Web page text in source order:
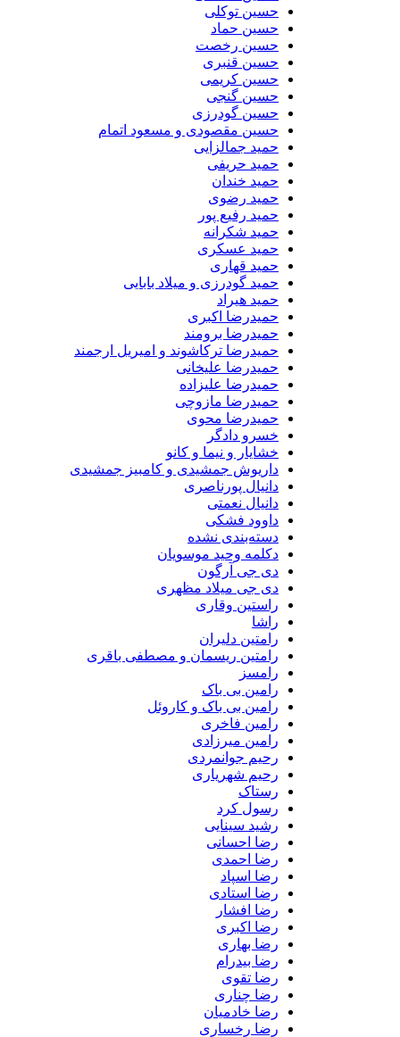
حسین توکلی
حسین حماد
حسین رخصت
حسین قنبری
حسین کریمی
حسین گنجی
حسین گودرزی
حسین مقصودی و مسعود اتمام
حمید جمالزایی
حمید حریفی
حمید خندان
حمید رضوی
حمید رفیع پور
حمید شکرانه
حمید عسکری
حمید قهاری
حمید گودرزی و میلاد بابایی
حمید هیراد
حمیدرضا اکبری
حمیدرضا برومند
حمیدرضا ترکاشوند و امیریل ارجمند
حمیدرضا علیخانی
حمیدرضا علیزاده
حمیدرضا مازوچی
حمیدرضا محوی
خسرو دادگر
خشایار و نیما و کانو
داریوش جمشیدی و کامبیز جمشیدی
دانیال پورناصری
دانیال نعمتی
داوود فشکی
دسته‌بندی نشده
دکلمه وحید موسویان
دی جی آرگون
دی جی میلاد مظهری
راستین وقاری
راشا
رامتین دلیران
رامتین ریسمان و مصطفی باقری
رامسز
رامین بی باک
رامین بی باک و کاروئل
رامین فاخری
رامین میرزادی
رحیم جوانمردی
رحیم شهریاری
رستاک
رسول کرد
رشید سینایی
رضا احسانی
رضا احمدی
رضا اسپاد
رضا استادی
رضا افشار
رضا اکبری
رضا بهاری
رضا بیدرام
رضا تقوی
رضا چناری
رضا خادمیان
رضا رخساری